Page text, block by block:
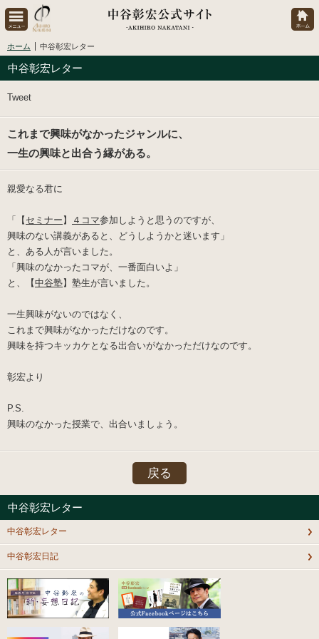
ホーム 中谷彰宏レター
中谷彰宏レター
Tweet
これまで興味がなかったジャンルに、
一生の興味と出合う縁がある。
親愛なる君に
「 【 セミナー 】 ４コマ参加しようと思うのですが、
興味のない講義があると、どうしようかと迷います 」
と、ある人が言いました。
「興味のなかったコマが、一番面白いよ」
と、【中谷塾】塾生が言いました。
一生興味がないのではなく、
これまで興味がなかっただけなのです。
興味を持つキッカケとなる出合いがなかっただけなのです。
彰宏より
P.S.
興味のなかった授業で、出合いましょう。
戻る
中谷彰宏レター
中谷彰宏レター
中谷彰宏日記